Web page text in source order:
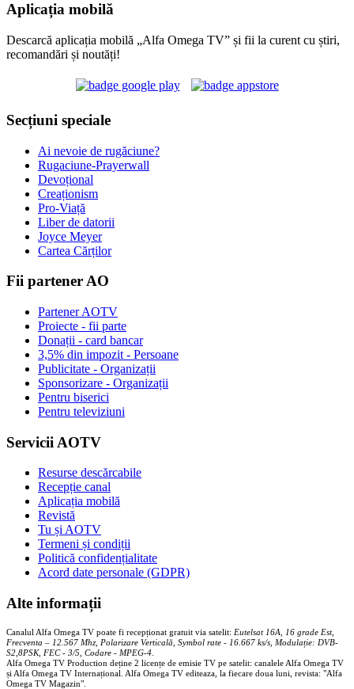
Aplicația mobilă
Descarcă aplicația mobilă „Alfa Omega TV” și fii la curent cu știri,
recomandări și noutăți!
Secțiuni speciale
Ai nevoie de rugăciune?
Rugaciune-Prayerwall
Devoțional
Creaționism
Pro-Viață
Liber de datorii
Joyce Meyer
Cartea Cărților
Fii partener AO
Partener AOTV
Proiecte - fii parte
Donații - card bancar
3,5% din impozit - Persoane
Publicitate - Organizații
Sponsorizare - Organizații
Pentru biserici
Pentru televiziuni
Servicii AOTV
Resurse descărcabile
Recepție canal
Aplicația mobilă
Revistă
Tu și AOTV
Termeni și condiții
Politică confidențialitate
Acord date personale (GDPR)
Alte informații
Canalul Alfa Omega TV poate fi recepționat gratuit via satelit: Eutelsat 16A, 16 grade Est,
Frecventa – 12.567 Mhz, Polarizare Verticală, Symbol rate - 16.667 ks/s, Modulație: DVB-
S2,8PSK, FEC - 3/5, Codare - MPEG-4
Alfa Omega TV Production deține 2 licențe de emisie TV pe satelit: canalele Alfa Omega TV
și Alfa Omega TV Internațional. Alfa Omega TV editeaza, la fiecare doua luni, revista: "Alfa
Omega TV Magazin".